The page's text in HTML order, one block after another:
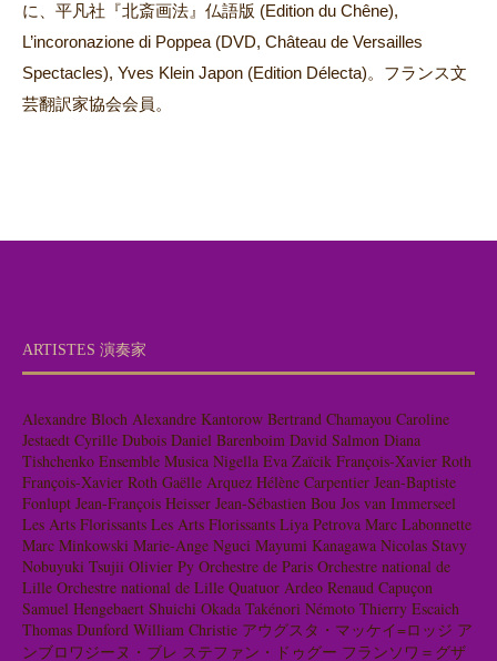
に、平凡社『北斎画法』仏語版 (Edition du Chêne),
L’incoronazione di Poppea (DVD, Château de Versailles
Spectacles), Yves Klein Japon (Edition Délecta)。フランス文
芸翻訳家協会会員。
ARTISTES 演奏家
Alexandre Bloch Alexandre Kantorow Bertrand Chamayou Caroline
Jestaedt Cyrille Dubois Daniel Barenboim David Salmon Diana
Tishchenko Ensemble Musica Nigella Eva Zaïcik François-Xavier Roth
François-Xavier Roth Gaëlle Arquez Hélène Carpentier Jean-Baptiste
Fonlupt Jean-François Heisser Jean-Sébastien Bou Jos van Immerseel
Les Arts Florissants Les Arts Florissants Liya Petrova Marc Labonnette
Marc Minkowski Marie-Ange Nguci Mayumi Kanagawa Nicolas Stavy
Nobuyuki Tsujii Olivier Py Orchestre de Paris Orchestre national de
Lille Orchestre national de Lille Quatuor Ardeo Renaud Capuçon
Samuel Hengebaert Shuichi Okada Takénori Némoto Thierry Escaich
Thomas Dunford William Christie アウグスタ・マッケイ=ロッジ ア
ンブロワジーヌ・ブレ ステファン・ドゥグー フランソワ＝グザ